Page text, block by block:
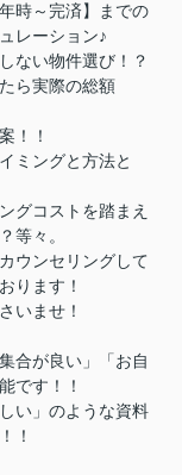
時～完済】までの
レーション♪
ない物件選び！？
ら実際の総額
！！
ミングと方法と
グコストを踏まえ
等々。
ウンセリングして
ります！
いませ！
合が良い」「お自
です！！
い」のような資料
！